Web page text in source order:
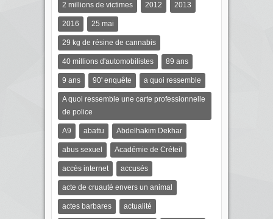
2 millions de victimes 2012 2013
2016 25 mai
29 kg de résine de cannabis
40 millions d'automobilistes 89 ans
9 ans 90' enquête a quoi ressemble
A quoi ressemble une carte professionnelle
de police
A9 abattu Abdelhakim Dekhar
abus sexuel Académie de Créteil
accès internet accusés
acte de cruauté envers un animal
actes barbares actualité